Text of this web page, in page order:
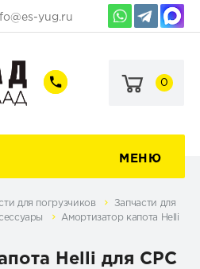
yug.ru
+7
60-
+7
69-
0
МЕНЮ
для погрузчиков
Запчасти для
Амортизатор капота Нelli
Нelli для CPC